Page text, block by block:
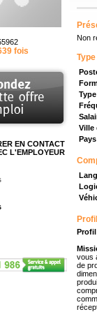
fois
EN CONTACT
L'EMPLOYEUR
Non
Ville
vous
de